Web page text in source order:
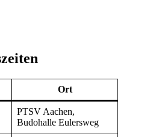
Ort
PTSV Aachen,
Budohalle Eulersweg